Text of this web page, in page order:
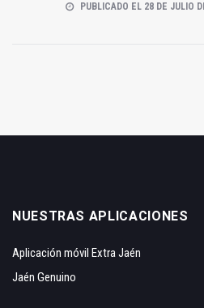
PUBLICADO EL 28 DE JULIO
NUESTRAS APLICACIONES
Aplicación móvil Extra Jaén
Jaén Genuino